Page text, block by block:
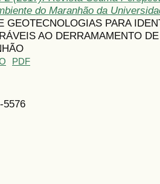
do Maranhão da
GEOTECNOLOGIAS PARA
AO DERRAMAMENTO
PDF
5576